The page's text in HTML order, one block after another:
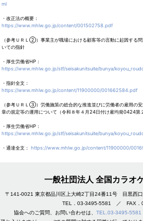
ml
・改正法の概要：
https://www.mhlw.go.jp/content/001502758.pdf
（参考ＵＲＬ②）事業主が職場における顧客等の言動に起因する
いての指針
・厚生労働省HP：
https://www.mhlw.go.jp/stf/seisakunitsuite/bunya/
・指針全文：
https://www.mhlw.go.jp/content/11900000/001662584.pdf
（参考ＵＲＬ③）労働施策の総合的な推進並びに労働者の雇用の
章の規定等の運用について（令和８年４月24日付け雇均発0424第
・厚生労働省HP：
https://www.mhlw.go.jp/stf/seisakunitsuite/bunya/
・通達全文： https://www.mhlw.go.jp/content/11900000/
一般社団法人 全国カラオ
〒141-0021 東京都品川区上大崎2丁目24番11号 目黒西
TEL．03-3495-5581 ／ FAX．
協会へのご質問、お問い合わせは、 TEL.03-3495-5581